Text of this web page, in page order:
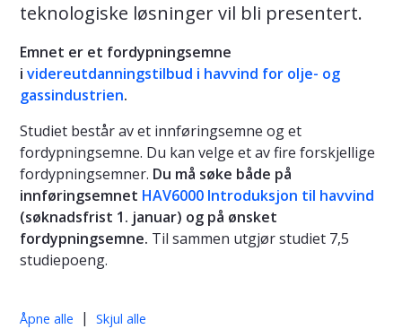
teknologiske løsninger vil bli presentert.
Emnet er et fordypningsemne
i videreutdanningstilbud i havvind for olje- og
gassindustrien.
Studiet består av et innføringsemne og et
fordypningsemne. Du kan velge et av fire forskjellige
fordypningsemner. Du må søke både på
innføringsemnet HAV6000 Introduksjon til havvind
(søknadsfrist 1. januar) og på ønsket
fordypningsemne. Til sammen utgjør studiet 7,5
studiepoeng.
Åpne alle | Skjul alle